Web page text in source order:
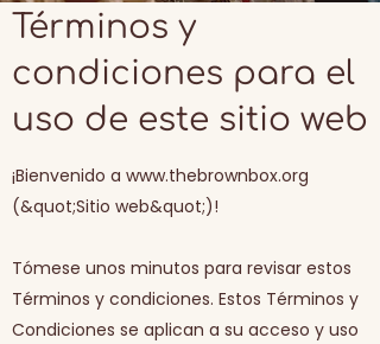
Términos y
condiciones para el
uso de este sitio web
¡Bienvenido a www.thebrownbox.org
(&quot;Sitio web&quot;)!
Tómese unos minutos para revisar estos
Términos y condiciones. Estos Términos y
Condiciones se aplican a su acceso y uso